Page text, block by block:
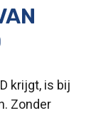
krijgt, is bij
Zonder